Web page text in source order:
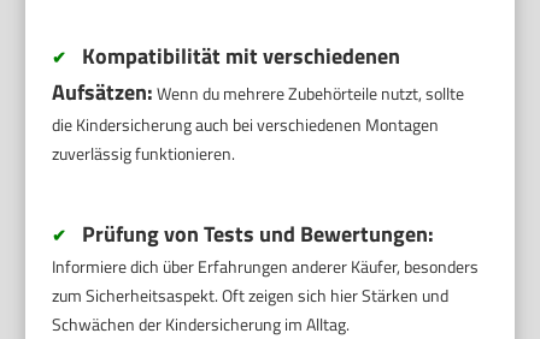
✔
Kompatibilität mit verschiedenen
Aufsätzen:Wenn du mehrere Zubehörteile nutzt, sollte
die Kindersicherung auch bei verschiedenen Montagen
zuverlässig funktionieren.
✔ Prüfung von Tests und Bewertungen:
Informiere dich über Erfahrungen anderer Käufer, besonders
zum Sicherheitsaspekt. Oft zeigen sich hier Stärken und
Schwächen der Kindersicherung im Alltag.